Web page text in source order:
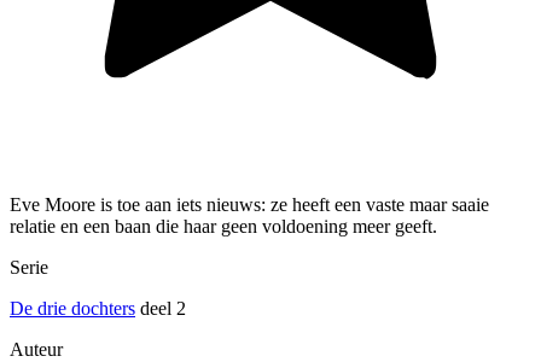
Eve Moore is toe aan iets nieuws: ze heeft een vaste maar saaie
relatie en een baan die haar geen voldoening meer geeft.
Serie
De drie dochters deel 2
Auteur